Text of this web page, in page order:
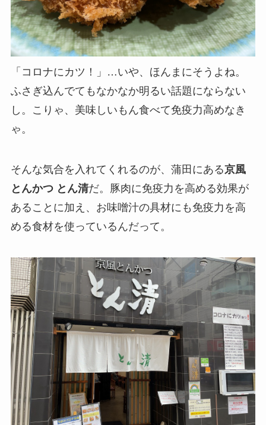
「コロナにカツ！」…いや、ほんまにそうよね。
ふさぎ込んでてもなかなか明るい話題にならない
し。こりゃ、美味しいもん食べて免疫力高めなき
ゃ。
そんな気合を入れてくれるのが、蒲田にある京風
とんかつ とん清だ。豚肉に免疫力を高める効果が
あることに加え、お味噌汁の具材にも免疫力を高
める食材を使っているんだって。